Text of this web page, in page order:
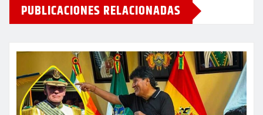
PUBLICACIONES RELACIONADAS